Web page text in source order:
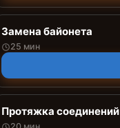
Замена байонета
25 мин
Протяжка